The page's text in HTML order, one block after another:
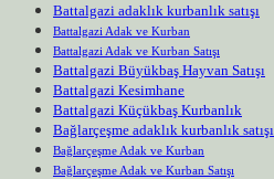
Battalgazi adaklık kurbanlık satışı
Battalgazi Adak ve Kurban
Battalgazi Adak ve Kurban Satışı
Battalgazi Büyükbaş Hayvan Satışı
Battalgazi Kesimhane
Battalgazi Küçükbaş Kurbanlık
Bağlarçeşme adaklık kurbanlık satışı
Bağlarçeşme Adak ve Kurban
Bağlarçeşme Adak ve Kurban Satışı